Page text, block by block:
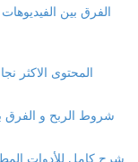
الفرق بين
المحتوى الاكثر
شروط الربح و الفرق
شرح كامل للأدوات